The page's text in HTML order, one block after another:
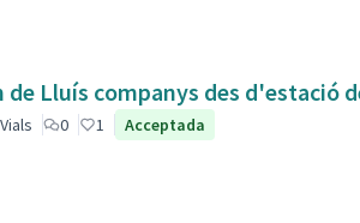
Lluís companys des d'estació
0 1 Acceptada